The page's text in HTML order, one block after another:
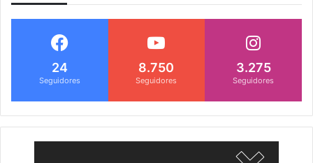
24
Seguidores
8.750
Seguidores
3.275
Seguidores